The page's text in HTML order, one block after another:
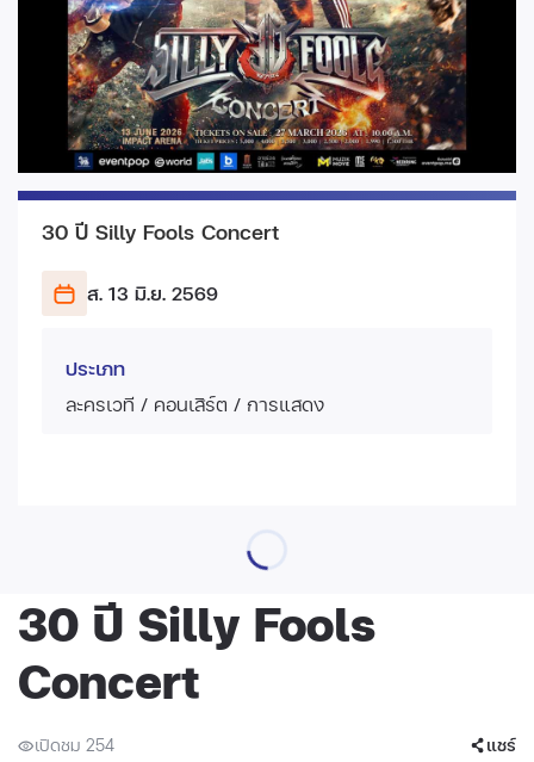
30 ปี Silly Fools Concert
ส. 13 มิ.ย. 2569
ประเภท
ละครเวที / คอนเสิร์ต / การแสดง
30 ปี Silly Fools
Concert
เปิดชม 254 แชร์